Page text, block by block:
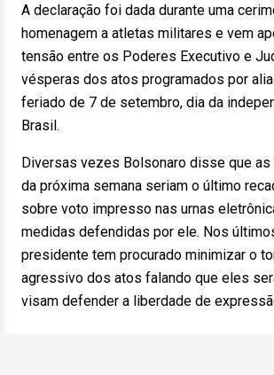
A declaração foi dada durante uma
homenagem a atletas militares e vem
tensão entre os Poderes Executivo e
vésperas dos atos programados por
feriado de 7 de setembro, dia da
Brasil.
Diversas vezes Bolsonaro disse que
da próxima semana seriam o último
sobre voto impresso nas urnas
medidas defendidas por ele. Nos
presidente tem procurado minimizar o
agressivo dos atos falando que eles
visam defender a liberdade de